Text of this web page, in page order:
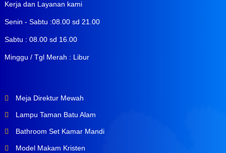
Kerja dan Layanan kami
Senin - Sabtu :08.00 sd 21.00
Sabtu : 08.00 sd 16.00
Minggu / Tgl Merah : Libur
Meja Direktur Mewah
Lampu Taman Batu Alam
Bathroom Set Kamar Mandi
Model Makam Kristen